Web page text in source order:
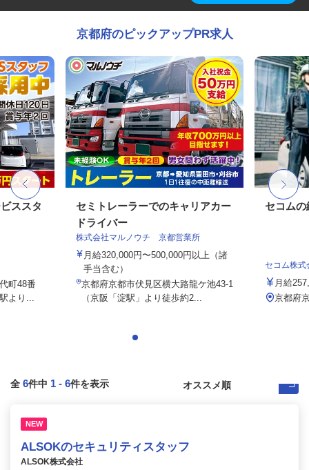
京都府のピックアップPR求人
ススタ
町48番
より...
セミトレーラーでのキャリアカー
ドライバー
株式会社マルノウチ 京都営業所
月給320,000円〜500,000円以上（諸
手当含む）
京都府京都市伏見区横大路龍ケ池43-1
（京阪「淀駅」より徒歩約2...
セコムの
セコム株式
月給
京都府
全 6件中 1 - 6件を表示
NEW
ALSOKのセキュリティスタッフ
ALSOK株式会社